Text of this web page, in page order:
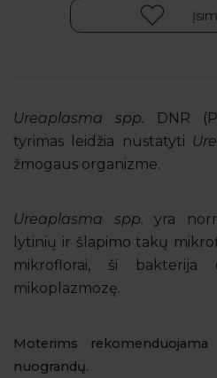
Ureaplasma spp. DNR
tyrimas leidžia nustatyti
žmogaus organizme.
Ureaplasma spp. yra
lytinių ir šlapimo takų
mikroflorai, ši bakterija
mikoplazmozę.
Moterims
nuograndų.